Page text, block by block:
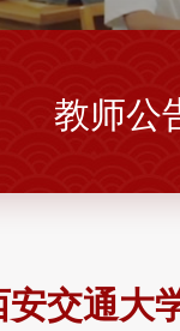
教师公
交通大